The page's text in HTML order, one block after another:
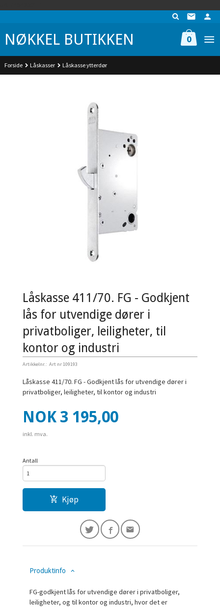
NØKKEL BUTIKKEN 0
Forside Låskasser Låskasse ytterdør
Låskasse 411/70. FG - Godkjent
lås for utvendige dører i
privatboliger, leiligheter, til
kontor og industri
Artikkelnr.: Art nr 109193
Låskasse 411/70. FG - Godkjent lås for utvendige dører i
privatboliger, leiligheter, til kontor og industri
Pris
NOK 3 195,00
inkl. mva.
Antall
Kjøp
Produktinfo
FG-godkjent lås for utvendige dører i privatboliger,
leiligheter, og til kontor og industri, hvor det er